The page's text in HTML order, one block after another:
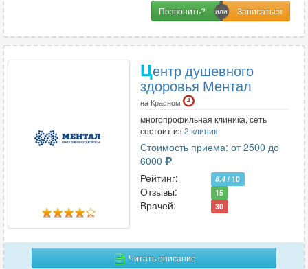
Позвонить?
Центр душевного
здоровья Ментал
на Красном
многопрофильная клиника, сеть
состоит из 2 клиник
Стоимость приема: от 2500 до
6000
Рейтинг:
8.4 / 10
Отзывы: 15
Врачей: 30
Читать описание